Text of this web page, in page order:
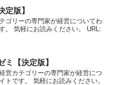
定版】
ゴリーの専門家が経営についてわ
。 気軽にお読みください。 URL:
ミ【決定版】
営カテゴリーの専門家が経営につ
トです。 気軽にお読みください。